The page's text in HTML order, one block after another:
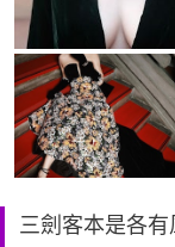
三劍客本是各